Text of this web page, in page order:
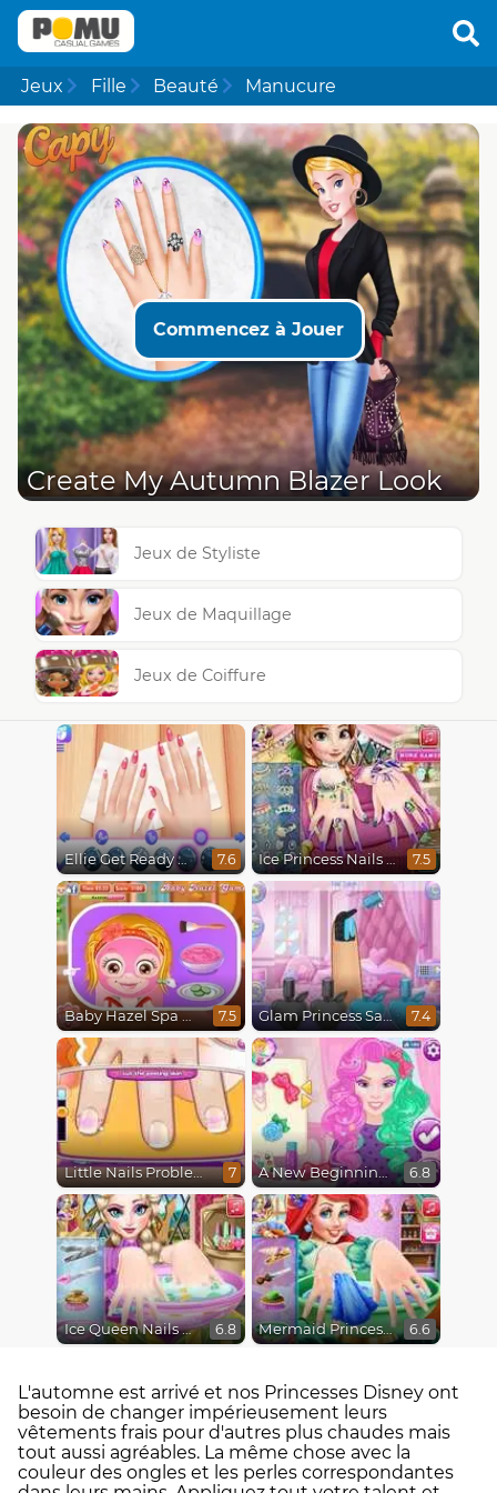
Jeux Fille Beauté Manucure
Commencez à Jouer
Create My Autumn Blazer Look
Jeux de Styliste
Jeux de Maquillage
Jeux de Coiffure
Ellie Get Ready With Me 2 7.6 Ice Princess Nails Spa 7.5
Baby Hazel Spa Makeover 7.5 Glam Princess Salon 7.4
Little Nails Problems 7 A New Beginning, From Sad to Fab 6.8
Ice Queen Nails Spa 6.8 Mermaid Princess Nails Spa 6.6
L'automne est arrivé et nos Princesses Disney ont
besoin de changer impérieusement leurs
vêtements frais pour d'autres plus chaudes mais
tout aussi agréables. La même chose avec la
couleur des ongles et les perles correspondantes